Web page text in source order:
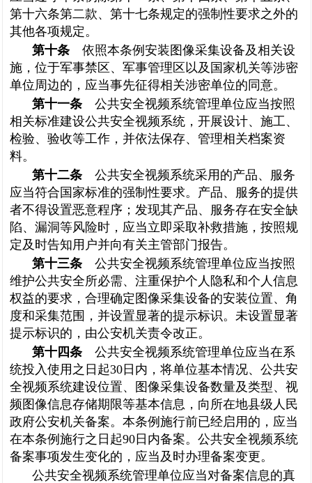
第十六条第二款、第十七条规定的强制性要求之外的
其他各项规定。
第十条 依照本条例安装图像采集设备及相关设
施，位于军事禁区、军事管理区以及国家机关等涉密
单位周边的，应当事先征得相关涉密单位的同意。
第十一条 公共安全视频系统管理单位应当按照
相关标准建设公共安全视频系统，开展设计、施工、
检验、验收等工作，并依法保存、管理相关档案资
料。
第十二条 公共安全视频系统采用的产品、服务
应当符合国家标准的强制性要求。产品、服务的提供
者不得设置恶意程序；发现其产品、服务存在安全缺
陷、漏洞等风险时，应当立即采取补救措施，按照规
定及时告知用户并向有关主管部门报告。
第十三条 公共安全视频系统管理单位应当按照
维护公共安全所必需、注重保护个人隐私和个人信息
权益的要求，合理确定图像采集设备的安装位置、角
度和采集范围，并设置显著的提示标识。未设置显著
提示标识的，由公安机关责令改正。
第十四条 公共安全视频系统管理单位应当在系
统投入使用之日起30日内，将单位基本情况、公共安
全视频系统建设位置、图像采集设备数量及类型、视
频图像信息存储期限等基本信息，向所在地县级人民
政府公安机关备案。本条例施行前已经启用的，应当
在本条例施行之日起90日内备案。公共安全视频系统
备案事项发生变化的，应当及时办理备案变更。
公共安全视频系统管理单位应当对备案信息的真